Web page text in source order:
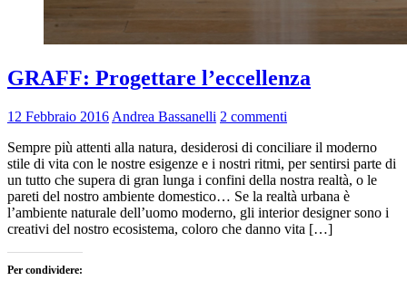
GRAFF: Progettare l’eccellenza
12 Febbraio 2016 Andrea Bassanelli 2 commenti
Sempre più attenti alla natura, desiderosi di conciliare il moderno
stile di vita con le nostre esigenze e i nostri ritmi, per sentirsi parte di
un tutto che supera di gran lunga i confini della nostra realtà, o le
pareti del nostro ambiente domestico… Se la realtà urbana è
l’ambiente naturale dell’uomo moderno, gli interior designer sono i
creativi del nostro ecosistema, coloro che danno vita […]
Per condividere: